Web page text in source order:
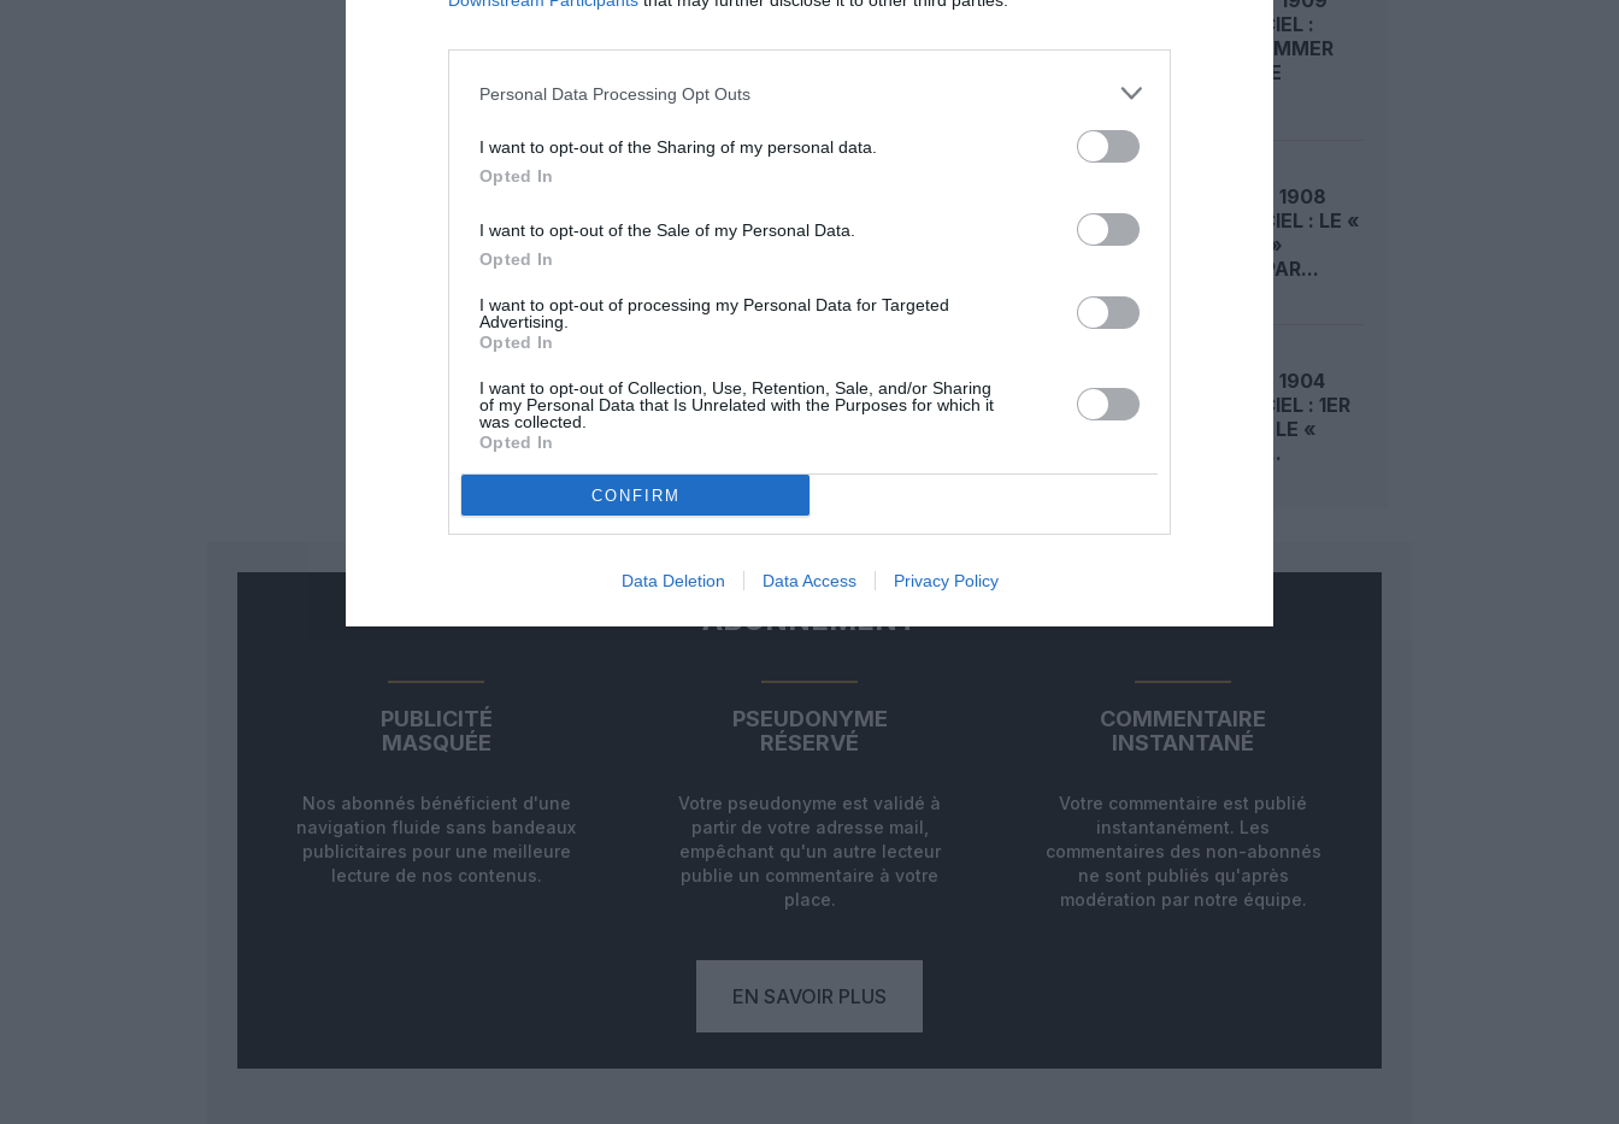
Personal Data Processing Opt Outs
I want to opt-out of the Sharing of my personal data.
Opted In
I want to opt-out of the Sale of my Personal Data.
Opted In
I want to opt-out of processing my Personal Data for Targeted
Advertising.
Opted In
I want to opt-out of Collection, Use, Retention, Sale, and/or Sharing
of my Personal Data that Is Unrelated with the Purposes for which it
was collected.
Opted In
CONFIRM
Data Deletion Data Access Privacy Policy
LAISSER UN COMMENTAIRE
DANS LE CIEL :
ROGER SOMMER
PERMET LE
LE 5 AOÛT 1908
DANS LE CIEL : LE «
ZEPPELIN »
DÉTRUIT PAR...
LE 4 AOÛT 1904
DANS LE CIEL : 1ER
VOL POUR LE «
LEBAUDY...
ABONNEMENT
PUBLICITÉ
MASQUÉE
Nos abonnés bénéficient d'une
navigation fluide sans bandeaux
publicitaires pour une meilleure
lecture de nos contenus.
PSEUDONYME
RÉSERVÉ
Votre pseudonyme est validé à
partir de votre adresse mail,
empêchant qu'un autre lecteur
publie un commentaire à votre
place.
COMMENTAIRE
INSTANTANÉ
Votre commentaire est publié
instantanément. Les
commentaires des non-abonnés
ne sont publiés qu'après
modération par notre équipe.
EN SAVOIR PLUS